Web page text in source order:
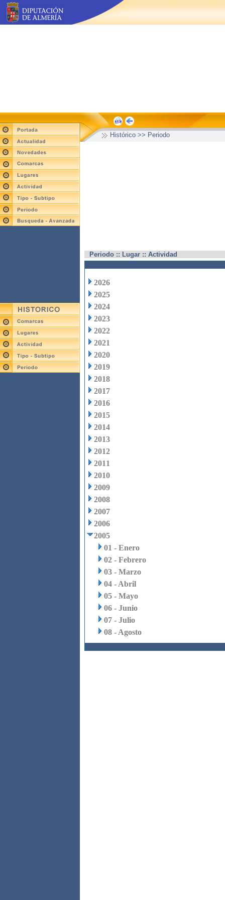
Histórico >> Periodo
Periodo :: Lugar :: Actividad
2026
2025
2024
2023
2022
2021
2020
2019
2018
2017
2016
2015
2014
2013
2012
2011
2010
2009
2008
2007
2006
2005
01 - Enero
02 - Febrero
03 - Marzo
04 - Abril
05 - Mayo
06 - Junio
07 - Julio
08 - Agosto